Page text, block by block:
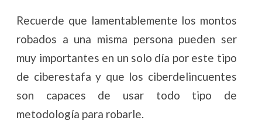
Recuerde que lamentablemente los montos
robados a una misma persona pueden ser
muy importantes en un solo día por este tipo
de ciberestafa y que los ciberdelincuentes
son capaces de usar todo tipo de
metodología para robarle.